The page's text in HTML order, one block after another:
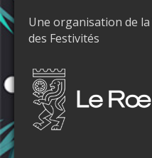
Une organisation de la
des Festivités